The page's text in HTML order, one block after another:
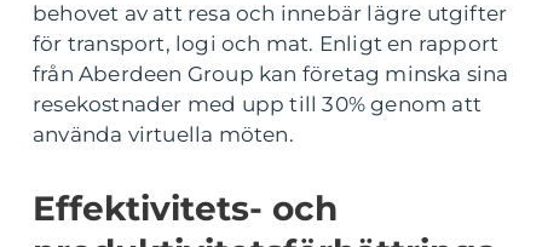
behovet av att resa och innebär lägre utgifter
för transport, logi och mat. Enligt en rapport
från Aberdeen Group kan företag minska sina
resekostnader med upp till 30% genom att
använda virtuella möten.
Effektivitets- och